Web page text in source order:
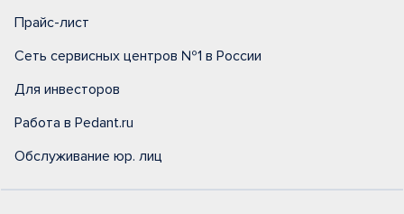
Прайс-лист
Сеть сервисных центров №1 в России
Для инвесторов
Работа в Pedant.ru
Обслуживание юр. лиц